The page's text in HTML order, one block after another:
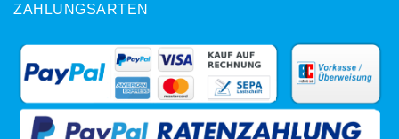
ZAHLUNGSARTEN